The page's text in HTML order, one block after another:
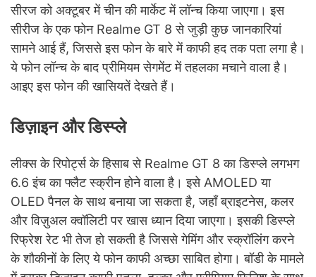
सीरज को अक्टूबर में चीन की मार्केट में लॉन्च किया जाएगा। इस
सीरीज के एक फोन Realme GT 8 से जुड़ी कुछ जानकारियां
सामने आई हैं, जिससे इस फोन के बारे में काफी हद तक पता लगा है।
ये फोन लॉन्च के बाद प्रीमियम सेगमेंट में तहलका मचाने वाला है।
आइए इस फोन की खासियतें देखते हैं।
डिज़ाइन और डिस्प्ले
लीक्स के रिपोर्ट्स के हिसाब से Realme GT 8 का डिस्प्ले लगभग
6.6 इंच का फ्लैट स्क्रीन होने वाला है। इसे AMOLED या
OLED पैनल के साथ बनाया जा सकता है, जहाँ ब्राइटनेस, कलर
और विज़ुअल क्वॉलिटी पर खास ध्यान दिया जाएगा। इसकी डिस्प्ले
रिफ्रेश रेट भी तेज हो सकती है जिससे गेमिंग और स्क्रॉलिंग करने
के शौकीनों के लिए ये फोन काफी अच्छा साबित होगा। बॉडी के मामले